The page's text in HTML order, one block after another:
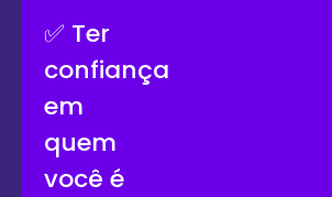
✅ Ter
confiança
em
quem
você é